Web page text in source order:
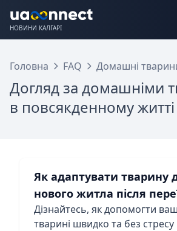
НОВИНИ КАЛГАРІ
Головна FAQ Домашні
Догляд за домашніми
в повсякденному житті
Як адаптувати тварину
нового житла після
Дізнайтесь, як допомогти
тварині швидко та без стресу